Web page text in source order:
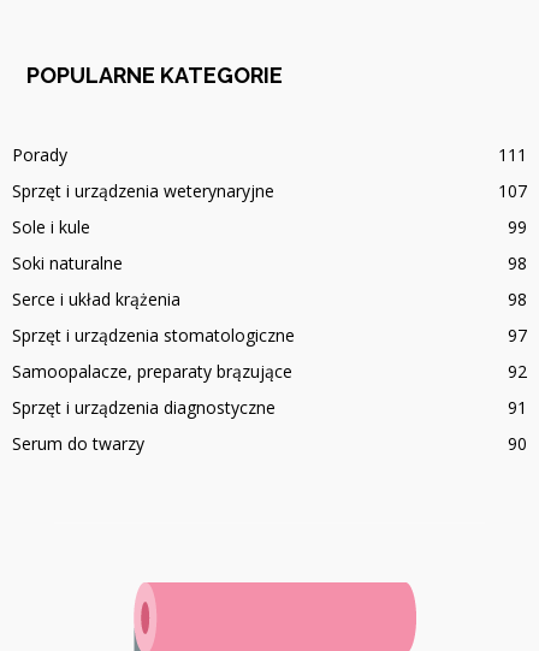
POPULARNE KATEGORIE
Porady
111
Sprzęt i urządzenia weterynaryjne
107
Sole i kule
99
Soki naturalne
98
Serce i układ krążenia
98
Sprzęt i urządzenia stomatologiczne
97
Samoopalacze, preparaty brązujące
92
Sprzęt i urządzenia diagnostyczne
91
Serum do twarzy
90